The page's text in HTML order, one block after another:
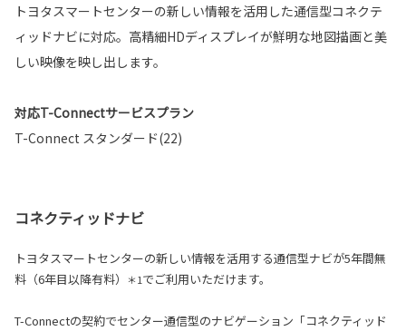
トヨタスマートセンターの新しい情報を活用した通信型コネクテ
ィッドナビに対応。高精細HDディスプレイが鮮明な地図描画と美
しい映像を映し出します。
対応T-Connectサービスプラン
T-Connect スタンダード(22)
コネクティッドナビ
トヨタスマートセンターの新しい情報を活用する通信型ナビが5年間無
料（6年目以降有料）
＊1でご利用いただけます。
T-Connectの契約でセンター通信型のナビゲーション「コネクティッド